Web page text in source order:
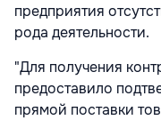
предприятия
рода деятельности.
"Для получения
предоставило
прямой поставки